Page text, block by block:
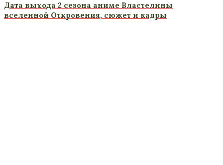
Дата выхода 2 сезона аниме Властелины
вселенной Откровения, сюжет и кадры